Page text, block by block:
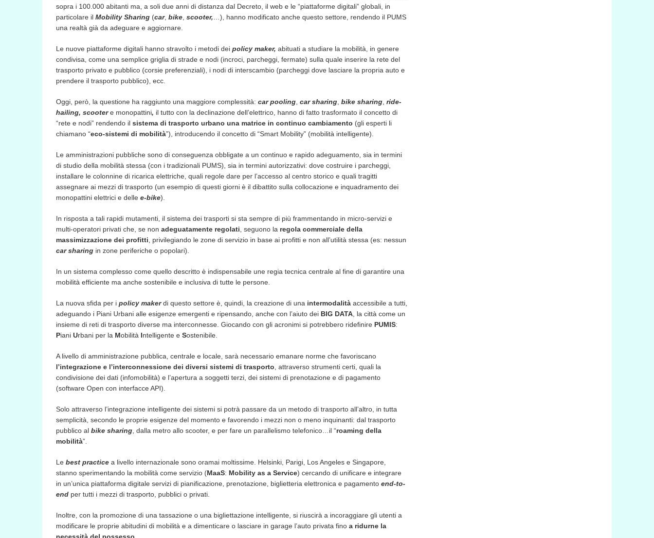
sopra i 100.000 abitanti ma, a soli due anni di distanza dal Decreto, il web e le “piattaforme digitali” globali, in
particolare il Mobility Sharing (car, bike scooter, …), hanno modificato anche questo settore, rendendo il PUMS
una realtà già da adeguare e aggiornare.
Le nuove piattaforme digitali hanno stravolto i metodi dei policy maker, abituati a studiare la mobilità, in genere
condivisa, come una semplice griglia di strade e nodi (incroci, parcheggi, fermate) sulla quale inserire la rete del
trasporto privato e pubblico (corsie preferenziali), i nodi di interscambio (parcheggi dove lasciare la propria auto e
prendere il trasporto pubblico), ecc.
Oggi, però, la questione ha raggiunto una maggiore complessità: car pooling car sharing bike sharing ride-
hailing, scootere monopattini, il tutto con la declinazione dell’elettrico, hanno di fatto trasformato il concetto di
“rete e nodi” rendendo il sistema di trasporto urbano una matrice in continuo cambiamento (gli esperti li
chiamano “eco-sistemi di mobilità”), introducendo il concetto di “Smart Mobility” (mobilità intelligente).
Le amministrazioni pubbliche sono di conseguenza obbligate a un continuo e rapido adeguamento, sia in termini
di studio della mobilità stessa (con i tradizionali PUMS), sia in termini autorizzativi: dove costruire i parcheggi,
installare le colonnine di ricarica elettriche, quali regole dare per l’accesso al centro storico e quali tragitti
assegnare ai mezzi di trasporto (un esempio di questi giorni è il dibattito sulla collocazione e inquadramento dei
monopattini elettrici e delle e-bike).
In risposta a tali rapidi mutamenti, il sistema dei trasporti si sta sempre di più frammentando in micro-servizi e
multi-operatori privati che, se non adeguatamente regolati , seguono la regola commerciale della
massimizzazione dei profitti , privilegiando le zone di servizio in base ai profitti e non all’utilità stessa (es: nessun
car sharing in zone periferiche o popolari).
In un sistema complesso come quello descritto è indispensabile une regia tecnica centrale al fine di garantire una
mobilità efficiente ma anche sostenibile e inclusiva di tutte le persone.
La nuova sfida per i policy makerdi questo settore è, quindi, la creazione di una intermodalità accessibile a tutti,
adeguando i Piani Urbani alle esigenze emergenti e ripensando, anche con l’aiuto dei BIG DATA , la città come un
insieme di reti di trasporto diverse ma interconnesse. Giocando con gli acronimi si potrebbero ridefinire PUMIS:
Piani Urbani per la Mobilità Intelligente e Sostenibile.
A livello di amministrazione pubblica, centrale e locale, sarà necessario emanare norme che favoriscano
l’integrazione e l’interconnessione dei diversi sistemi di trasporto , attraverso strumenti certi, quali la
condivisione dei dati (infomobilità) e l’apertura a soggetti terzi, dei sistemi di prenotazione e di pagamento
(software Open con interfacce API).
Solo attraverso l’integrazione intelligente dei sistemi si potrà passare da un metodo di trasporto all’altro, in tutta
semplicità, secondo le proprie esigenze del momento e favorendo i mezzi non o meno inquinanti: dal trasporto
pubblico al bike sharing , dalla metro allo scooter, e per fare un parallelismo telefonico…il “roaming della
mobilità”.
Le best practice a livello internazionale sono oramai moltissime. Helsinki, Parigi, Los Angeles e Singapore,
stanno sperimentando la mobilità come servizio (MaaS: Mobility as a Service) cercando di unificare e integrare
in un’unica piattaforma digitale servizi di pianificazione, prenotazione, biglietteria elettronica e pagamento end-to-
end per tutti i mezzi di trasporto, pubblici o privati.
Inoltre, con la promozione di una tassazione o una bigliettazione intelligente, si riuscirà a incoraggiare gli utenti a
modificare le proprie abitudini di mobilità e a dimenticare o lasciare in garage l’auto privata fino a ridurne la